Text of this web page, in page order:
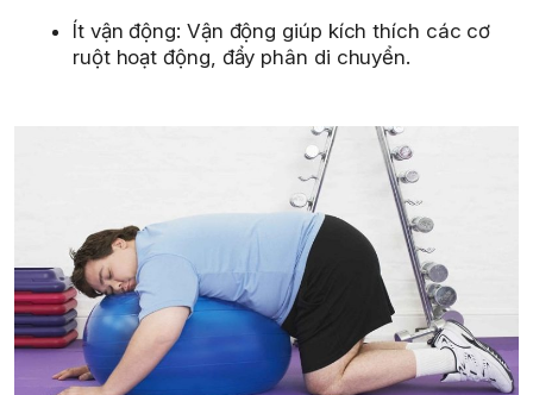
Ít vận động: Vận động giúp kích thích các cơ
ruột hoạt động, đẩy phân di chuyển.